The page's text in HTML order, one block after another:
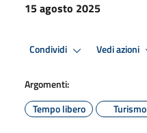
15 agosto 2025
Condividi Vedi azioni
Argomenti:
Tempo libero
Turismo